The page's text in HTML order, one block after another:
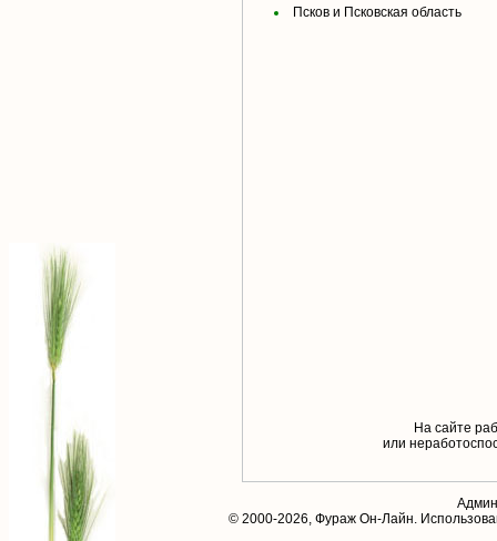
Псков и Псковская область
На сайте
или
© 2000-2026, Фураж Он-Лайн.